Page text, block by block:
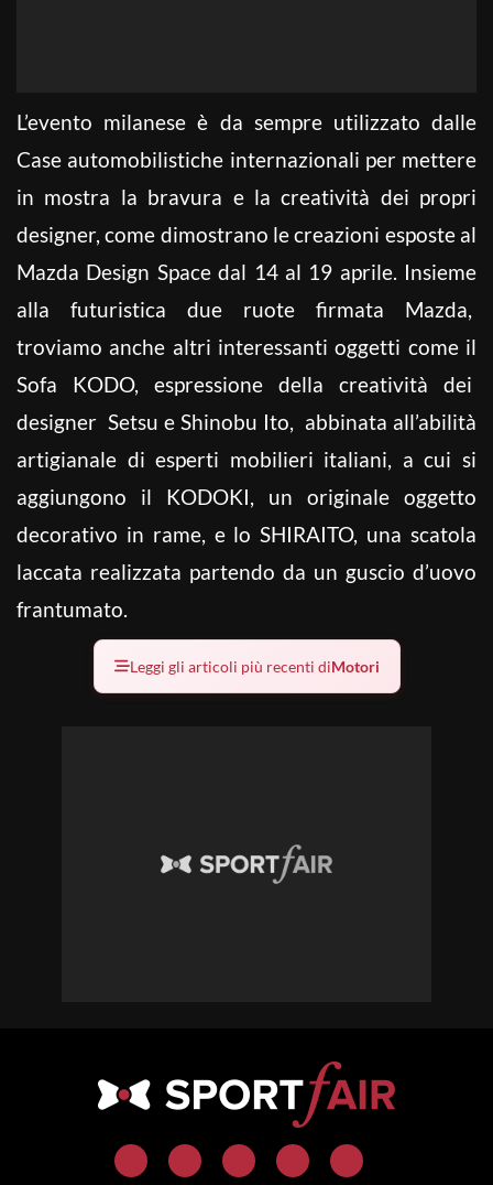
L’evento milanese è da sempre utilizzato dalle
Case automobilistiche internazionali per mettere
in mostra la bravura e la creatività dei propri
designer, come dimostrano le creazioni esposte al
Mazda Design Space dal 14 al 19 aprile. Insieme
alla futuristica due ruote firmata Mazda,
troviamo anche altri interessanti oggetti come il
Sofa KODO, espressione della creatività dei
designer Setsu e Shinobu Ito, abbinata all’abilità
artigianale di esperti mobilieri italiani, a cui si
aggiungono il KODOKI, un originale oggetto
decorativo in rame, e lo SHIRAITO, una scatola
laccata realizzata partendo da un guscio d’uovo
frantumato.
Leggi gli articoli più recenti diMotori